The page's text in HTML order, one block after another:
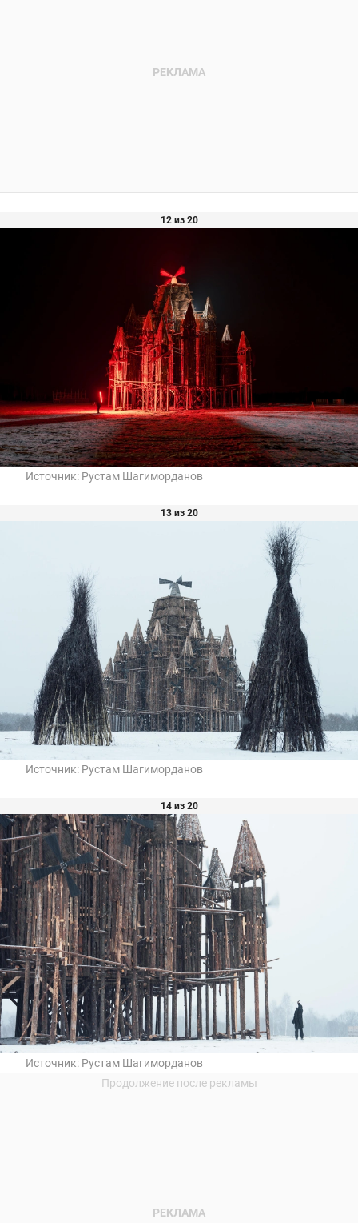
12 из 20
Источник: Рустам Шагиморданов
13 из 20
Источник: Рустам Шагиморданов
14 из 20
Источник: Рустам Шагиморданов